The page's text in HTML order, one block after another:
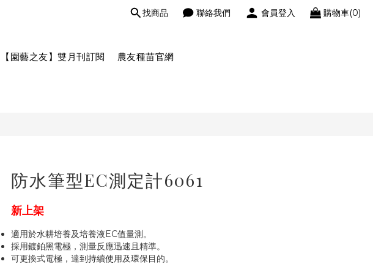
找商品 聯絡我們 會員登入 購物車(0)
【園藝之友】雙月刊訂閱 農友種苗官網
防水筆型EC測定計6061
新上架
適用於水耕培養及培養液EC值量測。
採用鍍鉑黑電極，測量反應迅速且精準。
可更換式電極，達到持續使用及環保目的。